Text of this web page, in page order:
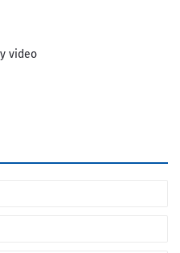
video